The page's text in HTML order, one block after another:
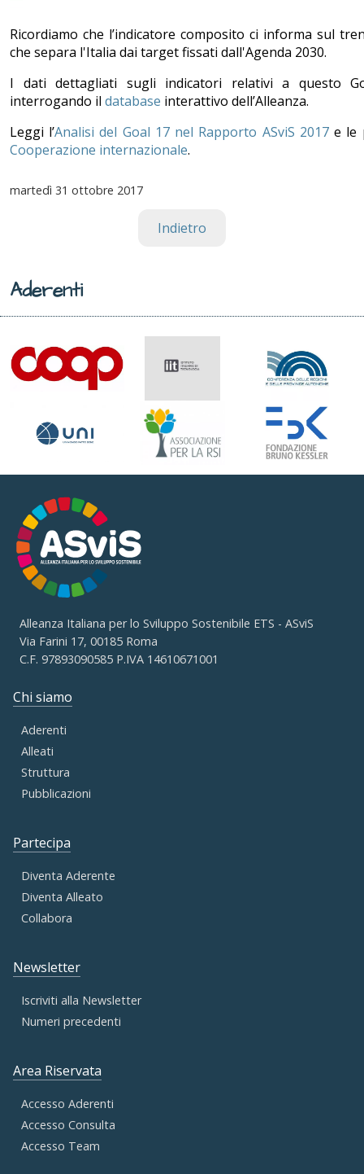
Ricordiamo che l’indicatore composito ci informa sul
che separa l'Italia dai target fissati dall'Agenda 2030.
I dati dettagliati sugli indicatori relativi a questo
interrogando il database interattivo dell’Alleanza.
Leggi l’Analisi del Goal 17 nel Rapporto ASviS 2017e le
Cooperazione internazionale.
martedì 31 ottobre 2017
Indietro
Aderenti
Alleanza Italiana per lo Sviluppo Sostenibile ETS - ASviS
Via Farini 17, 00185 Roma
C.F. 97893090585 P.IVA 14610671001
Chi siamo
Aderenti
Alleati
Struttura
Pubblicazioni
Partecipa
Diventa Aderente
Diventa Alleato
Collabora
Newsletter
Iscriviti alla Newsletter
Numeri precedenti
Area Riservata
Accesso Aderenti
Accesso Consulta
Accesso Team